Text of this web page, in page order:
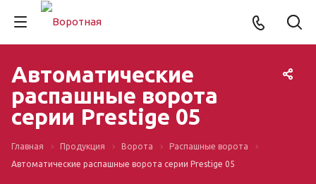
Автоматические
распашные ворота
серии Prestige 05
Главная Продукция Ворота
Распашные ворота
Автоматические распашные ворота серии Prestige 05